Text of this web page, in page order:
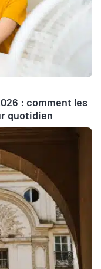
: comment les
quotidien